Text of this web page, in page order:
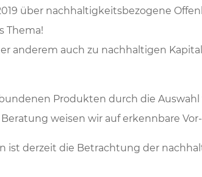
über nachhaltigkeitsbezogene
Thema!
anderem auch zu nachhaltigen
Produkten durch die
weisen wir auf erkennbare
ist derzeit die Betrachtung der